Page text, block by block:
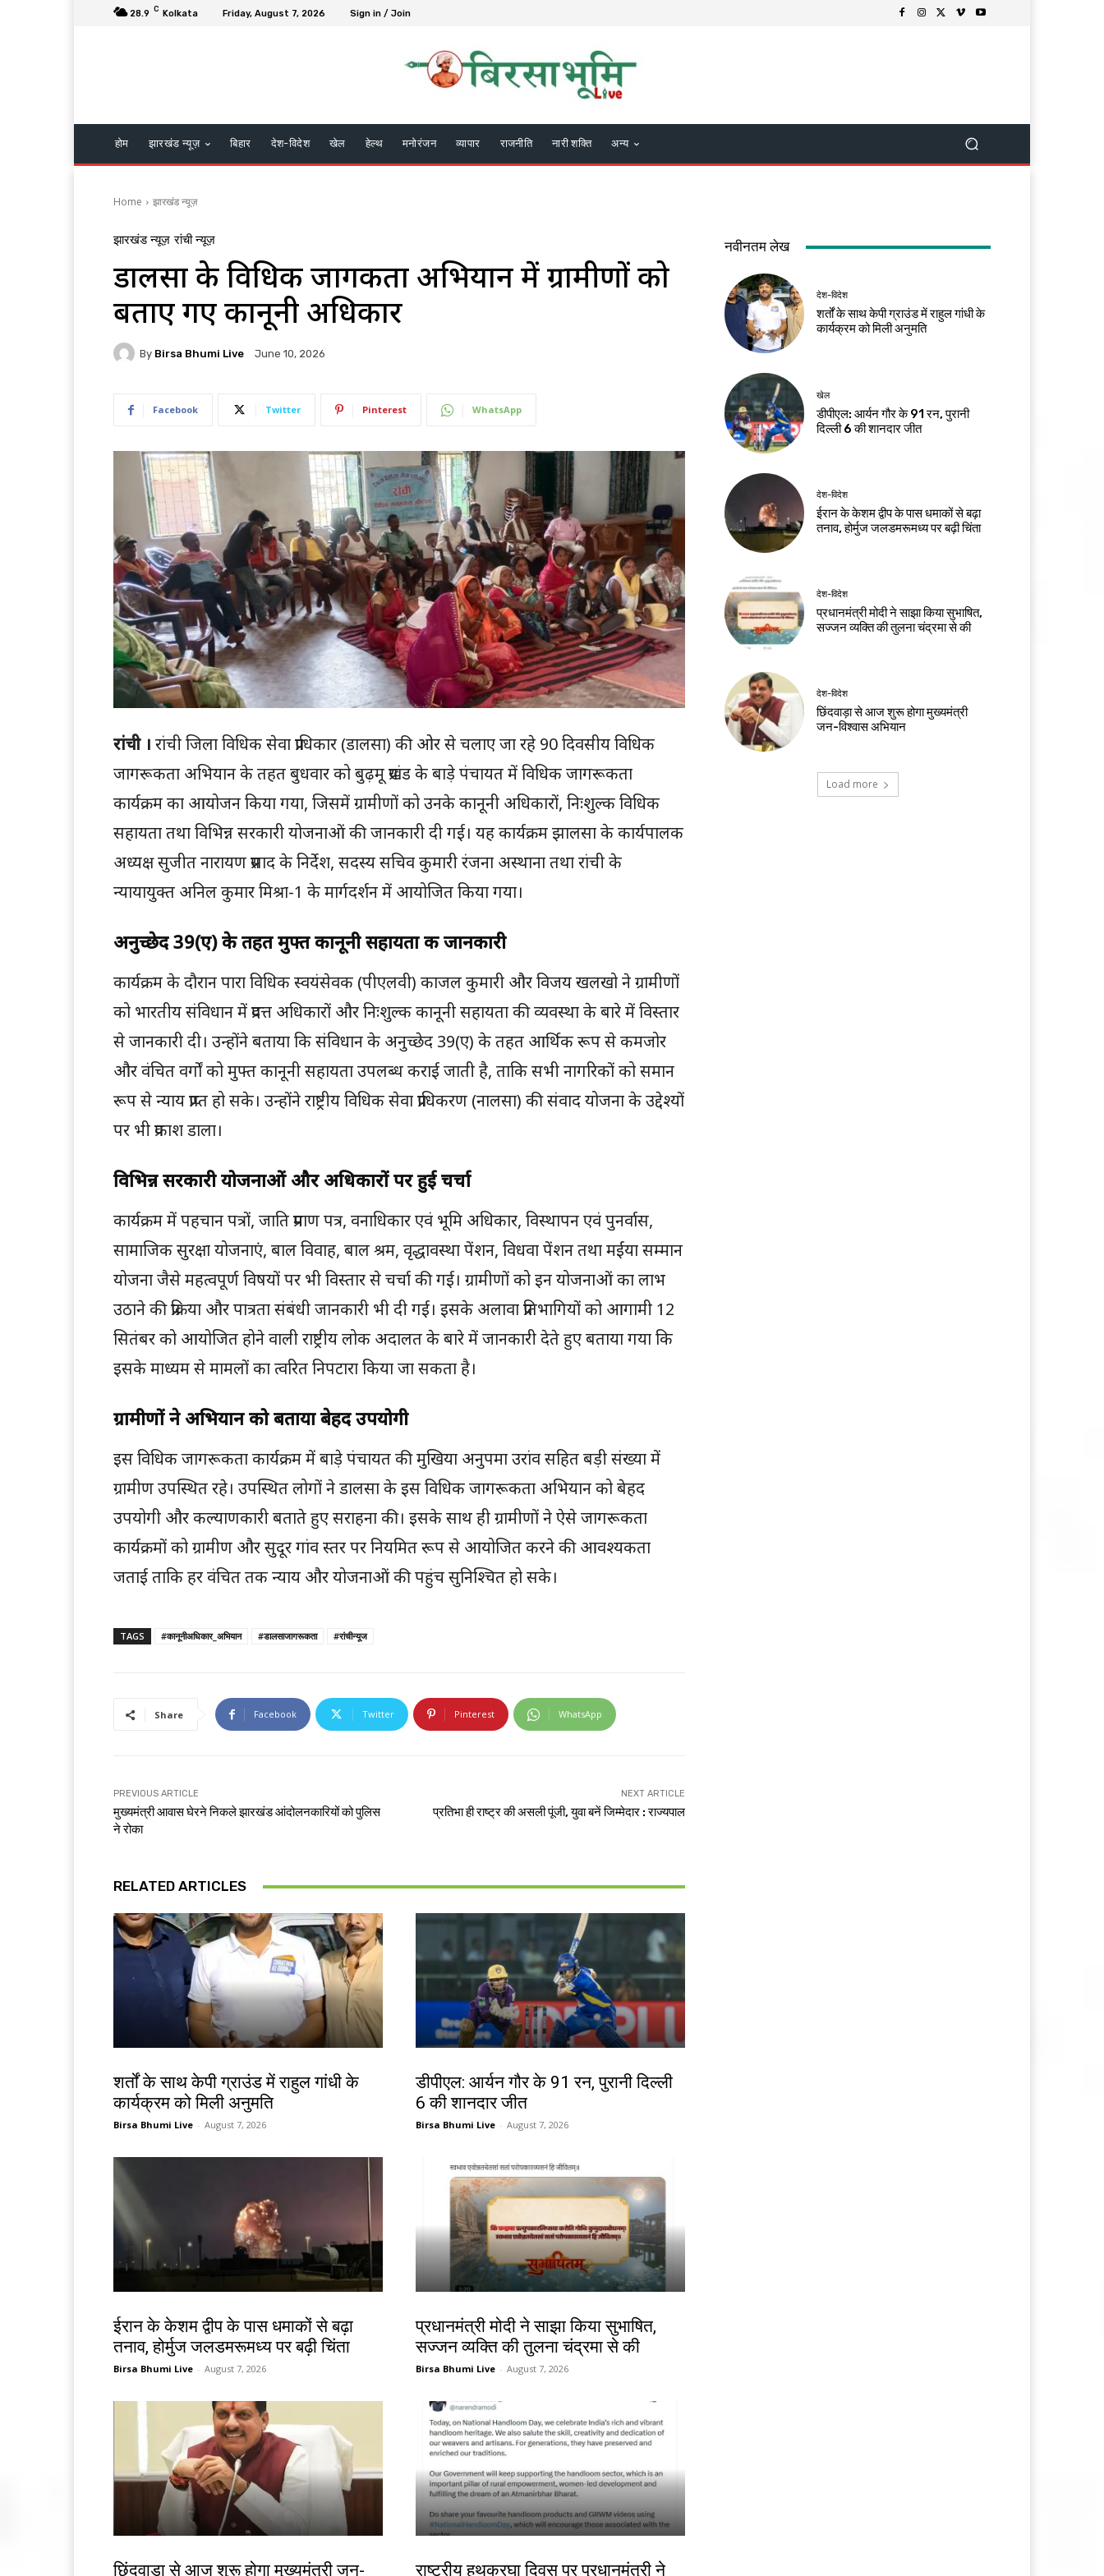
28.9 C Kolkata Friday, August 7, 2026 Sign in / Join
होम झारखंड न्यूज़ बिहार देश-विदेश खेल हेल्थ मनोरंजन व्यापार राजनीति नारी शक्ति अन्य
Home झारखंड न्यूज़
झारखंड न्यूज़ रांची न्यूज़
डालसा के विधिक जागरूकता अभियान में ग्रामीणों को
बताए गए कानूनी अधिकार
By Birsa Bhumi Live June 10, 2026
Facebook Twitter Pinterest WhatsApp
रांची । रांची जिला विधिक सेवा प्राधिकार (डालसा) की ओर से चलाए जा रहे 90 दिवसीय विधिक
जागरूकता अभियान के तहत बुधवार को बुढ़मू प्रखंड के बाड़े पंचायत में विधिक जागरूकता
कार्यक्रम का आयोजन किया गया, जिसमें ग्रामीणों को उनके कानूनी अधिकारों, निःशुल्क विधिक
सहायता तथा विभिन्न सरकारी योजनाओं की जानकारी दी गई। यह कार्यक्रम झालसा के कार्यपालक
अध्यक्ष सुजीत नारायण प्रसाद के निर्देश, सदस्य सचिव कुमारी रंजना अस्थाना तथा रांची के
न्यायायुक्त अनिल कुमार मिश्रा-1 के मार्गदर्शन में आयोजित किया गया।
अनुच्छेद 39(ए) के तहत मुफ्त कानूनी सहायता की जानकारी
कार्यक्रम के दौरान पारा विधिक स्वयंसेवक (पीएलवी) काजल कुमारी और विजय खलखो ने ग्रामीणों
को भारतीय संविधान में प्रदत्त अधिकारों और निःशुल्क कानूनी सहायता की व्यवस्था के बारे में विस्तार
से जानकारी दी। उन्होंने बताया कि संविधान के अनुच्छेद 39(ए) के तहत आर्थिक रूप से कमजोर
और वंचित वर्गों को मुफ्त कानूनी सहायता उपलब्ध कराई जाती है, ताकि सभी नागरिकों को समान
रूप से न्याय प्राप्त हो सके। उन्होंने राष्ट्रीय विधिक सेवा प्राधिकरण (नालसा) की संवाद योजना के उद्देश्यों
पर भी प्रकाश डाला।
विभिन्न सरकारी योजनाओं और अधिकारों पर हुई चर्चा
कार्यक्रम में पहचान पत्रों, जाति प्रमाण पत्र, वनाधिकार एवं भूमि अधिकार, विस्थापन एवं पुनर्वास,
सामाजिक सुरक्षा योजनाएं, बाल विवाह, बाल श्रम, वृद्धावस्था पेंशन, विधवा पेंशन तथा मईंया सम्मान
योजना जैसे महत्वपूर्ण विषयों पर भी विस्तार से चर्चा की गई। ग्रामीणों को इन योजनाओं का लाभ
उठाने की प्रक्रिया और पात्रता संबंधी जानकारी भी दी गई। इसके अलावा प्रतिभागियों को आगामी 12
सितंबर को आयोजित होने वाली राष्ट्रीय लोक अदालत के बारे में जानकारी देते हुए बताया गया कि
इसके माध्यम से मामलों का त्वरित निपटारा किया जा सकता है।
ग्रामीणों ने अभियान को बताया बेहद उपयोगी
इस विधिक जागरूकता कार्यक्रम में बाड़े पंचायत की मुखिया अनुपमा उरांव सहित बड़ी संख्या में
ग्रामीण उपस्थित रहे। उपस्थित लोगों ने डालसा के इस विधिक जागरूकता अभियान को बेहद
उपयोगी और कल्याणकारी बताते हुए सराहना की। इसके साथ ही ग्रामीणों ने ऐसे जागरूकता
कार्यक्रमों को ग्रामीण और सुदूर गांव स्तर पर नियमित रूप से आयोजित करने की आवश्यकता
जताई ताकि हर वंचित तक न्याय और योजनाओं की पहुंच सुनिश्चित हो सके।
TAGS #कानूनीअधिकार_अभियान #डालसाजागरूकता #रांचीन्यूज
Share Facebook Twitter Pinterest WhatsApp
PREVIOUS ARTICLE
मुख्यमंत्री आवास घेरने निकले झारखंड आंदोलनकारियों को पुलिस
ने रोका
NEXT ARTICLE
प्रतिभा ही राष्ट्र की असली पूंजी, युवा बनें जिम्मेदार : राज्यपाल
RELATED ARTICLES
शर्तों के साथ केपी ग्राउंड में राहुल गांधी के
कार्यक्रम को मिली अनुमति
Birsa Bhumi Live - August 7, 2026
डीपीएल: आर्यन गौर के 91 रन, पुरानी दिल्ली
6 की शानदार जीत
Birsa Bhumi Live - August 7, 2026
ईरान के केशम द्वीप के पास धमाकों से बढ़ा
तनाव, होर्मुज जलडमरूमध्य पर बढ़ी चिंता
Birsa Bhumi Live - August 7, 2026
प्रधानमंत्री मोदी ने साझा किया सुभाषित,
सज्जन व्यक्ति की तुलना चंद्रमा से की
Birsa Bhumi Live - August 7, 2026
छिंदवाड़ा से आज शुरू होगा मुख्यमंत्री जन- राष्ट्रीय हथकरघा दिवस पर प्रधानमंत्री ने
नवीनतम लेख
देश-विदेश
शर्तों के साथ केपी ग्राउंड में राहुल गांधी के
कार्यक्रम को मिली अनुमति
खेल
डीपीएल: आर्यन गौर के 91 रन, पुरानी
दिल्ली 6 की शानदार जीत
देश-विदेश
ईरान के केशम द्वीप के पास धमाकों से बढ़ा
तनाव, होर्मुज जलडमरूमध्य पर बढ़ी चिंता
देश-विदेश
प्रधानमंत्री मोदी ने साझा किया सुभाषित,
सज्जन व्यक्ति की तुलना चंद्रमा से की
देश-विदेश
छिंदवाड़ा से आज शुरू होगा मुख्यमंत्री
जन-विश्वास अभियान
Load more